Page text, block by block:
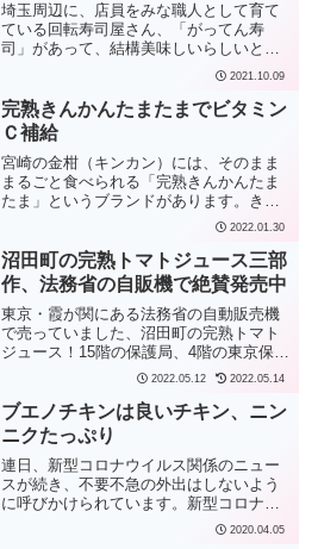
埼玉周辺に、店員をみな職人として育て
ている回転寿司屋さん、「がってん寿
司」があって、結構美味しいらしいとテ
レビで知りました。うちのカミさんが行
ってみたいというので、試しに行ってみ
ました。回転寿司なのですが、ほとんど
タッチパネルで注文しました...
2021.10.09
完熟きんかんたまたまでビタミン
Ｃ補給
宮崎の金柑（キンカン）には、そのまま
まるごと食べられる「完熟きんかんたま
たま」というブランドがあります。きん
かんたまたま、略してごらんよ、言えな
くない？ とも歌われています。最高級
のは「完熟きんかんたまたまエクセレン
ト」というのがありますが...
2022.01.30
沼田町の完熟トマトジュース三部
作、法務省の自販機で絶賛発売中
東京・霞が関にある法務省の自動販売機
で売っていました、沼田町の完熟トマト
ジュース！15階の保護局、4階の東京保護
観察所、いずれもエレベーターを降りた
ら目の前にありました。三種類ありま
す。ゴールドは少し高く190円、ほかの2
つは110円と安か...
2022.05.12 2022.05.14
ブエノチキンは良いチキン、ニン
ニクたっぷり
連日、新型コロナウイルス関係のニュー
スが続き、不要不急の外出はしないよう
に呼びかけられています。新型コロナウ
イルス対策としてとても大事なのは、体
2020.04.05